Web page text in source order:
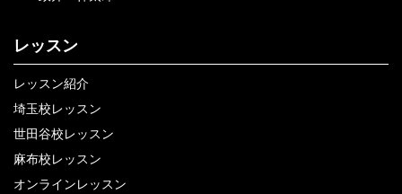
レッスン
レッスン紹介
埼玉校レッスン
世田谷校レッスン
麻布校レッスン
オンラインレッスン